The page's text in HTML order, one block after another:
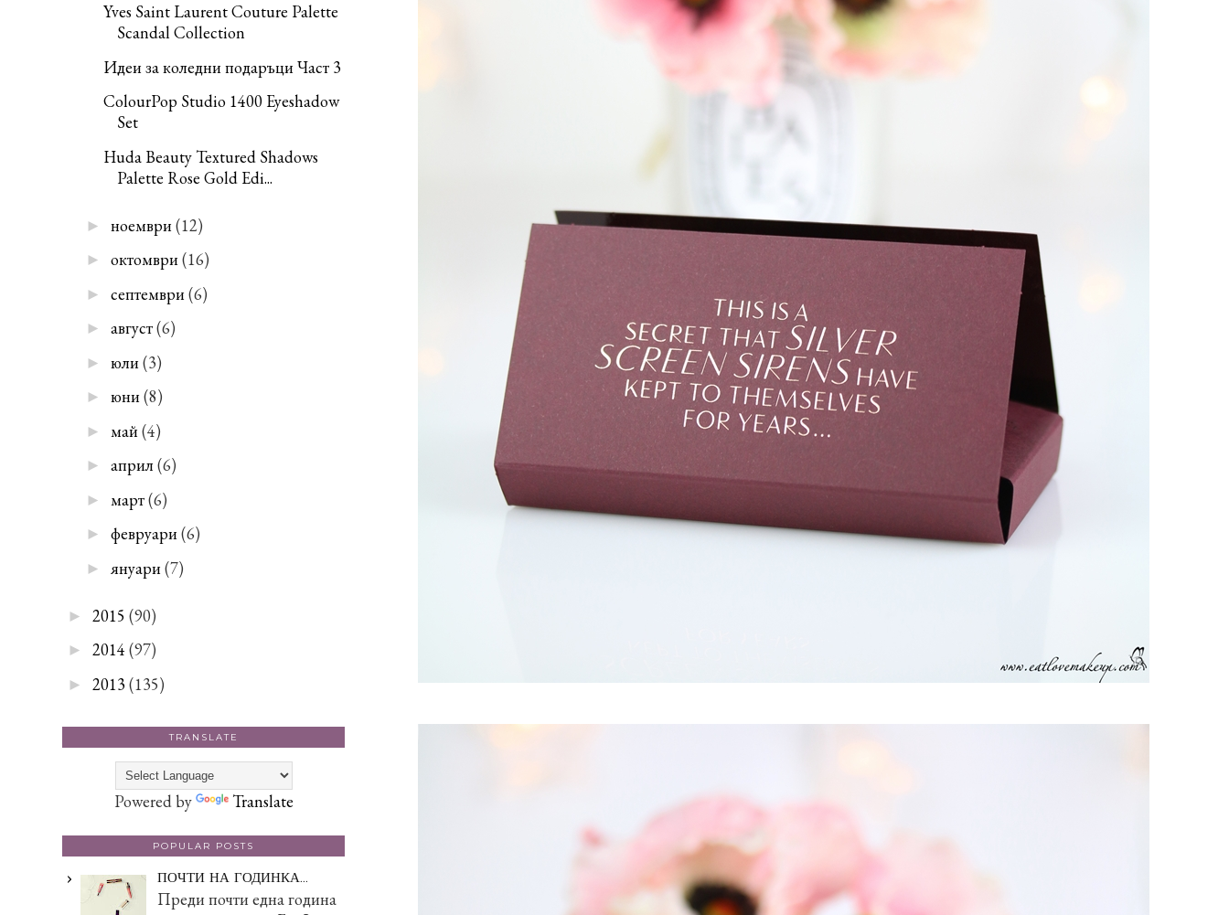
Yves Saint Laurent Couture Palette
Scandal Collection
Идеи за коледни подаръци Част 3
ColourPop Studio 1400 Eyeshadow
Set
Huda Beauty Textured Shadows
Palette Rose Gold Edi...
► ноември (12)
► октомври(16)
► септември (6)
► август(6)
► юли (3)
► юни(8)
► май (4)
► април(6)
► март(6)
► февруари(6)
► януари (7)
► 2015 (90)
► 2014 (97)
► 2013(135)
TRANSLATE
Powered by Translate
POPULAR POSTS
ПОЧТИ НА ГОДИНКА...
Преди почти една година